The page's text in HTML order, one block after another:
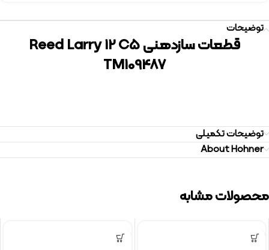
توضیحات
قطعات سازدهنی Reed Larry 12 C5
TM109487
توضیحات تکمیلی
About Hohner
محصولات مشابه